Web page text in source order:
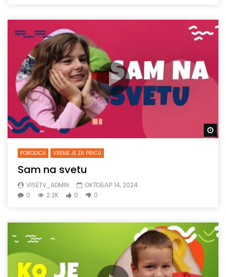
PORODICA VREME JE ZA PRIČU
Sam na svetu
VISETV_ADMIN
ОКТОБАР 14, 2024
0
2.2K 0 0